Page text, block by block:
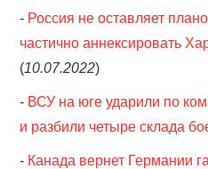
- Россия не оставляет
частично аннексировать
(10.07.2022)
- ВСУ на юге ударили по
и разбили четыре склада
- Канада вернет Германии